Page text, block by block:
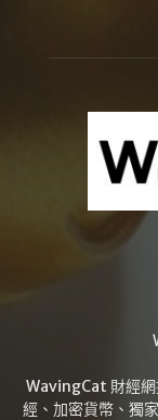
WavingCat 財經網
經、加密貨幣、獨